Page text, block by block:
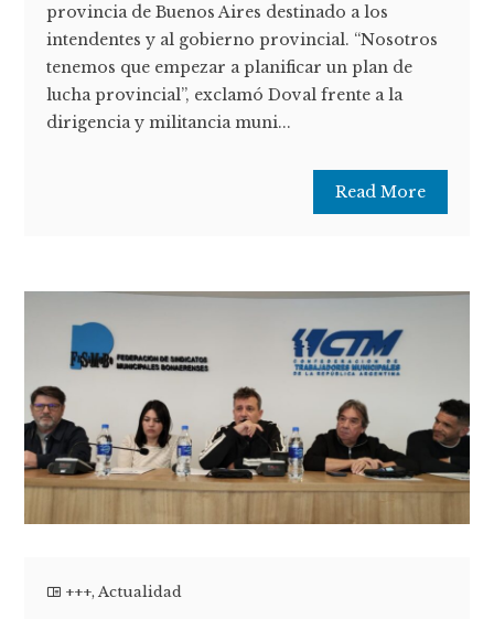
provincia de Buenos Aires destinado a los
intendentes y al gobierno provincial. “Nosotros
tenemos que empezar a planificar un plan de
lucha provincial”, exclamó Doval frente a la
dirigencia y militancia muni...
Read More
+++,Actualidad